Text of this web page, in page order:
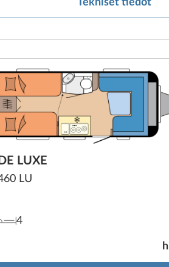
Tekniset tiedot
DE LUXE
LU
4